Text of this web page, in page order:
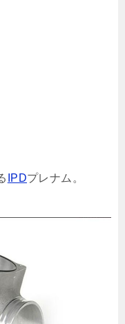
IPDプレナム。